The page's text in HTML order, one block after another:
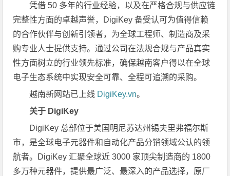
凭借 50 多年的行业经验，以及在严格合规与供应链
完整性方面的卓越声誉，DigiKey 备受认可为值得信赖
的合作伙伴与创新引领者，为全球工程师、制造商及采
购专业人士提供支持。通过公司在法规合规与产品真实
性方面树立的行业领先标准，确保越南客户得以在全球
电子生态系统中实现安全可靠、全程可追溯的采购。
越南新网站已上线 DigiKey.vn。
关于 DigiKey
DigiKey 总部位于美国明尼苏达州锡夫里弗福尔斯
市，是全球电子元器件和自动化产品分销领域公认的领
航者。DigiKey 汇聚全球近 3000 家顶尖制造商的 1800
多万种元器件，提供最广泛、最深入的产品选择，原厂